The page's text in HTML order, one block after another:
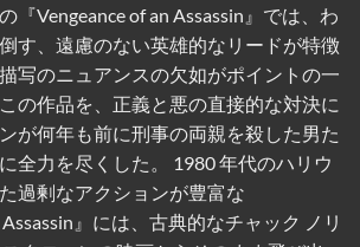
『Vengeance of an Assassin』では、わ
す、遠慮のない英雄的なリードが特徴
写のニュアンスの欠如がポイントの一
の作品を、正義と悪の直接的な対決に
が何年も前に刑事の両親を殺した男た
全力を尽くした。 1980 年代のハリウ
過剰なアクションが豊富な
Assassin』には、古典的なチャック ノリ